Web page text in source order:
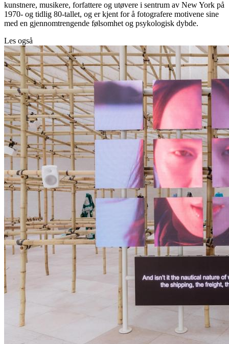
kunstnere, musikere, forfattere og utøvere i sentrum av New York på
1970- og tidlig 80-tallet, og er kjent for å fotografere motivene sine
med en gjennomtrengende følsomhet og psykologisk dybde.
Les også